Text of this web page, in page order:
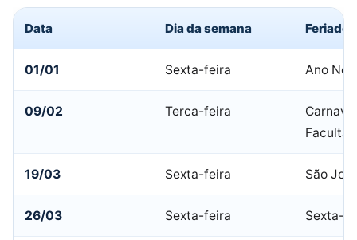
Data Dia da semana Feriado
01/01 Sexta-feira Ano
09/02 Terca-feira
19/03 Sexta-feira São
26/03 Sexta-feira Sexta-